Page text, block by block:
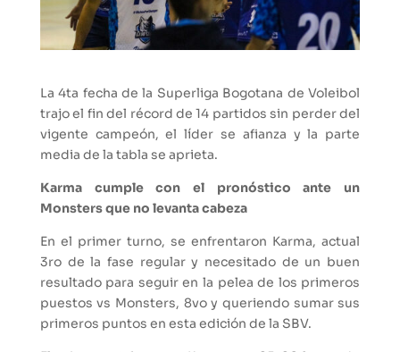
La 4ta fecha de la Superliga Bogotana de Voleibol
trajo el fin del récord de 14 partidos sin perder del
vigente campeón, el líder se afianza y la parte
media de la tabla se aprieta.
Karma cumple con el pronóstico ante un
Monsters que no levanta cabeza
En el primer turno, se enfrentaron Karma, actual
3ro de la fase regular y necesitado de un buen
resultado para seguir en la pelea de los primeros
puestos vs Monsters, 8vo y queriendo sumar sus
primeros puntos en esta edición de la SBV.